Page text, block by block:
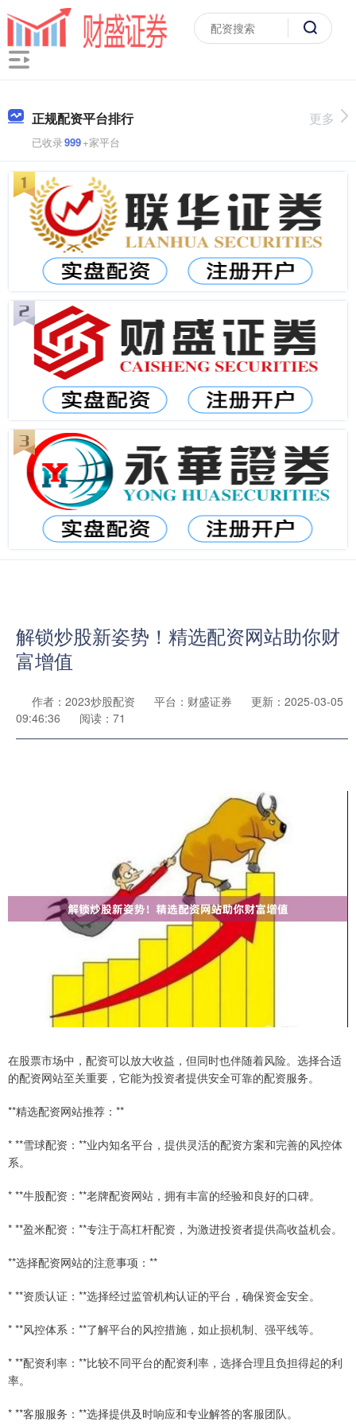
正规配资平台排行
已收录999+家平台
更多
解锁炒股新姿势！精选配资网站助你财
富增值
作者：2023炒股配资 平台：财盛证券
更新：2025-03-05
09:46:36
阅读：71
在股票市场中，配资可以放大收益，但同时也伴随着风险。选择合适
的配资网站至关重要，它能为投资者提供安全可靠的配资服务。
**精选配资网站推荐：**
* **雪球配资：**业内知名平台，提供灵活的配资方案和完善的风控体
系。
* **牛股配资：**老牌配资网站，拥有丰富的经验和良好的口碑。
* **盈米配资：**专注于高杠杆配资，为激进投资者提供高收益机会。
**选择配资网站的注意事项：**
* **资质认证：**选择经过监管机构认证的平台，确保资金安全。
* **风控体系：**了解平台的风控措施，如止损机制、强平线等。
* **配资利率：**比较不同平台的配资利率，选择合理且负担得起的利
率。
* **客服服务：**选择提供及时响应和专业解答的客服团队。